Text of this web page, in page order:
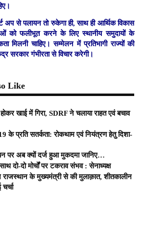
अप से पलायन तो रुकेगा ही, साथ ही आर्थिक विकास
को फलीभूत करने के लिए स्थानीय समुदायों के
मिलनी चाहिए। सम्मेलन में प्रतिभागी राज्यों की
सरकार गंभीरता से विचार करेगी।
Like
खाई में गिरा, SDRF ने चलाया राहत एवं बचाव
के प्रति सतर्कता: रोकथाम एवं नियंत्रण हेतु दिशा-
पर अब क्यों दर्ज हुआ मुकदमा जानिए…
दो-दो मोर्चों पर टकराव संभव : सेनाध्यक्ष
राजस्थान के मुख्यमंत्री से की मुलाक़ात, शीतकालीन